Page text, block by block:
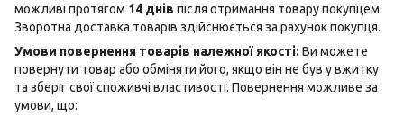
можливі протягом 14 днів після отримання товару покупцем.
Зворотна доставка товарів здійснюється за рахунок покупця.
Умови повернення товарів належної якості: Ви можете
повернути товар або обміняти його, якщо він не був у вжитку
та зберіг свої споживчі властивості. Повернення можливе за
умови, що: